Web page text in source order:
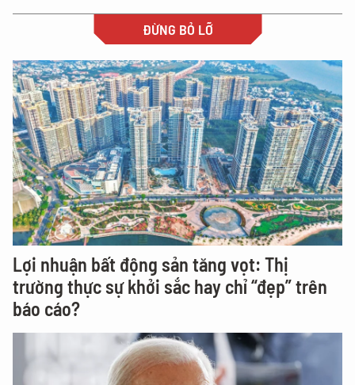
ĐỪNG BỎ LỠ
Lợi nhuận bất động sản tăng vọt: Thị
trường thực sự khởi sắc hay chỉ “đẹp” trên
báo cáo?